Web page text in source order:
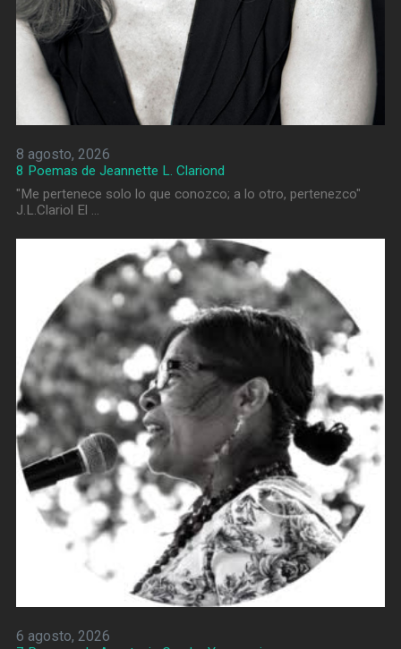
8 agosto, 2026
8 Poemas de Jeannette L. Clariond
"Me pertenece solo lo que conozco; a lo otro, pertenezco"
J.L.Clariol El …
6 agosto, 2026